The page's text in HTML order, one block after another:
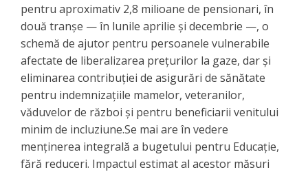
pentru aproximativ 2,8 milioane de pensionari, în
două tranșe — în lunile aprilie și decembrie —, o
schemă de ajutor pentru persoanele vulnerabile
afectate de liberalizarea prețurilor la gaze, dar și
eliminarea contribuției de asigurări de sănătate
pentru indemnizațiile mamelor, veteranilor,
văduvelor de război și pentru beneficiarii venitului
minim de incluziune.Se mai are în vedere
menținerea integrală a bugetului pentru Educație,
fără reduceri. Impactul estimat al acestor măsuri